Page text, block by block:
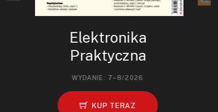
Elektronika
Praktyczna
WYDANIE: 7–8/2026
KUP TERAZ